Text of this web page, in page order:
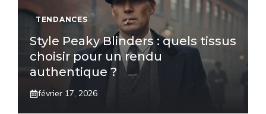
TENDANCES
Style Peaky Blinders : quels tissus
choisir pour un rendu
authentique ?
février 17, 2026